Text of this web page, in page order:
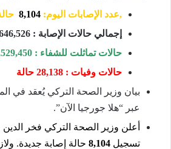
,عدد الإصابات اليوم: 8,104
إجمالي حالات الإصابة : 2,646,526 حالة
حالات تماثلت للشفاء : 2,529,450 حالة
حالات وفيات : 28,138 حالة
بيان وزير الصحة التركي يُعقد في
عبر “هلا جورجيا الآن”.
أعلن وزير الصحة التركي فخر
تسجيل 8,104 حالة إصابة جديدة.